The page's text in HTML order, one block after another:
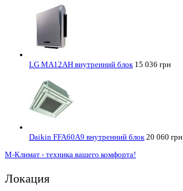
LG MA12AH внутренний блок 15 036 грн
Daikin FFA60A9 внутренний блок 20 060 грн
М-Климат - техника вашего комфорта!
Локация